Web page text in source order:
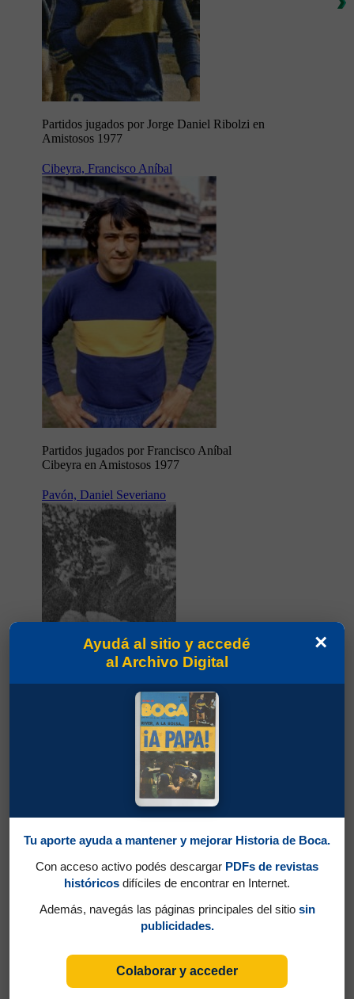
Partidos jugados por Jorge Daniel Ribolzi en
Amistosos 1977
Cibeyra, Francisco Aníbal
Partidos jugados por Francisco Aníbal
Cibeyra en Amistosos 1977
Pavón, Daniel Severiano
en Amistosos 1977
Zanabria, Mario Nicasio
×
Ayudá al sitio y accedé
al Archivo Digital
Tu aporte ayuda a mantener y mejorar Historia de Boca.
Con acceso activo podés descargar PDFs de revistas
históricos difíciles de encontrar en Internet.
Además, navegás las páginas principales del sitio sin
publicidades.
Colaborar y acceder